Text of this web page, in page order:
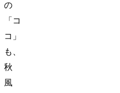
の
「コ
コ」
も、
秋
風